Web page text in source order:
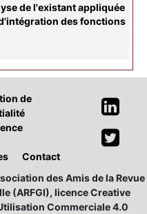
de l'existant appliquée
des fonctions
de
Contact
des Amis de la Revue
(ARFGI), licence Creative
Commerciale 4.0